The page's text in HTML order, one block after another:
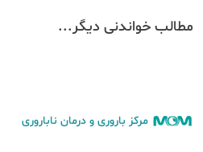
مطالب خواندنی دیگر...
مرکز باروری و درمان ناباروری